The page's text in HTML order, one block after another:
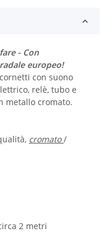
- Con
europeo!
con suono
relè, tubo e
metallo cromato.
cromato/
2 metri